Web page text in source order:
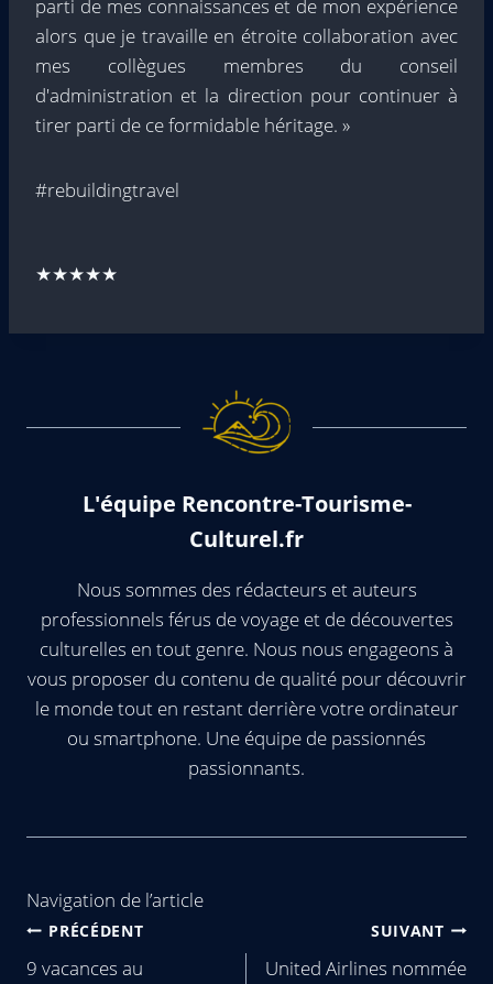
parti de mes connaissances et de mon expérience
alors que je travaille en étroite collaboration avec
mes collègues membres du conseil
d'administration et la direction pour continuer à
tirer parti de ce formidable héritage. »
#rebuildingtravel
★★★★★
L'équipe Rencontre-Tourisme-
Culturel.fr
Nous sommes des rédacteurs et auteurs
professionnels férus de voyage et de découvertes
culturelles en tout genre. Nous nous engageons à
vous proposer du contenu de qualité pour découvrir
le monde tout en restant derrière votre ordinateur
ou smartphone. Une équipe de passionnés
passionnants.
Navigation de l’article
PRÉCÉDENT
9 vacances au
SUIVANT
United Airlines nommée